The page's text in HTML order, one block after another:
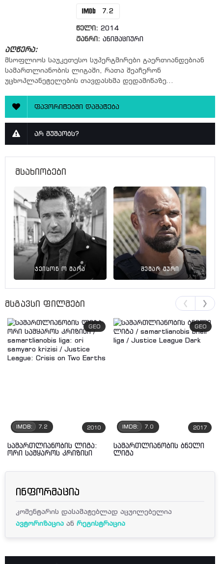
7.2
წელი: 2014
ჟანრი: ანიმაციური
აღწერა:
მსოფლიოს საუკეთესო სუპერგმირები გაერთიანდებიან
სამართლიანობის ლიგაში, რათა შეაჩერონ
უცხოპლანეტელების თავდასხმა დედამიწაზე...
ფავორიტებში დამატება
არ მუშაობს?
მსახიობები
ჯეისონ ო მარა შემარ მური
მსგავსი ფილმები
GEO
2010
IMDB: 7.2
სამართლიანობის ლიგა:
ორი სამყაროს კრიზისი
GEO
2017
IMDB: 7.0
სამართლიანობის ბნელი
ლიგა
ინფორმაცია
კომენტარის დასამატებლად აცუილებელია
ავტორიზაცია ანრეგისტრაცია